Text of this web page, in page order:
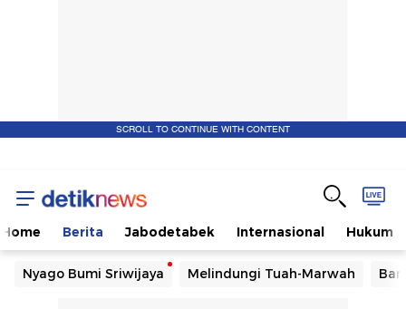
SCROLL TO CONTINUE WITH CONTENT
Home Berita Jabodetabek Internasional Hukum
Nyago Bumi Sriwijaya Melindungi Tuah-Marwah